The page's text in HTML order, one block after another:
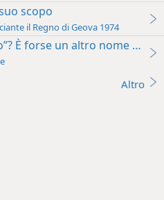
scopo
il Regno di Geova 1974
È forse un altro nome
Altro